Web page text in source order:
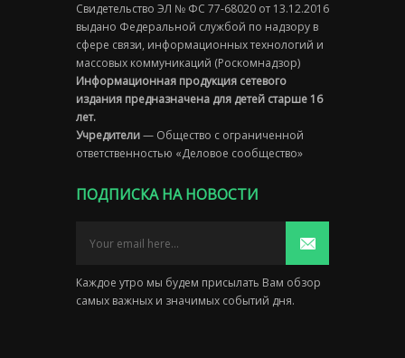
Свидетельство ЭЛ № ФС 77-68020 от 13.12.2016
выдано Федеральной службой по надзору в
сфере связи, информационных технологий и
массовых коммуникаций (Роскомнадзор)
Информационная продукция сетевого
издания предназначена для детей старше 16
лет.
Учредители— Общество с ограниченной
ответственностью «Деловое сообщество»
ПОДПИСКА НА НОВОСТИ
Каждое утро мы будем присылать Вам обзор
самых важных и значимых событий дня.